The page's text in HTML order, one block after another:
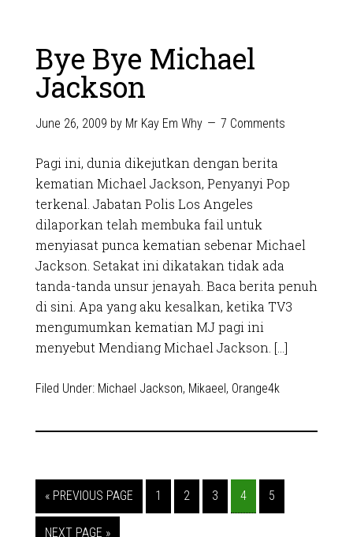
Bye Bye Michael
Jackson
June 26, 2009 by Mr Kay Em Why 7 Comments
Pagi ini, dunia dikejutkan dengan berita
kematian Michael Jackson, Penyanyi Pop
terkenal. Jabatan Polis Los Angeles
dilaporkan telah membuka fail untuk
menyiasat punca kematian sebenar Michael
Jackson. Setakat ini dikatakan tidak ada
tanda-tanda unsur jenayah. Baca berita penuh
di sini. Apa yang aku kesalkan, ketika TV3
mengumumkan kematian MJ pagi ini
menyebut Mendiang Michael Jackson. […]
Filed Under: Michael Jackson, Mikaeel, Orange4k
« PREVIOUS PAGE 1 2 3 4 5
NEXT PAGE »